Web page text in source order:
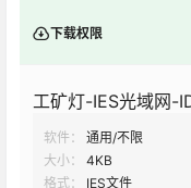
下载权限
工矿灯-IES光域网-
软件：
通用/不限
大小：
4KB
格式：
IES文件